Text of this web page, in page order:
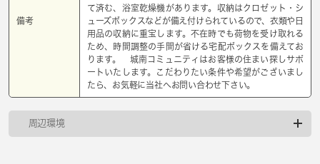
備考
て済む、浴室乾燥機があります。収納はクロゼット・シ
ューズボックスなどが備え付けられているので、衣類や日
用品の収納に重宝します。不在時でも荷物を受け取れる
ため、時間調整の手間が省ける宅配ボックスを備えてお
ります。 城南コミュニティはお客様の住まい探しサポ
ートいたします。こだわりたい条件や希望がございまし
たら、お気軽に当社へお問い合わせ下さい。
周辺環境